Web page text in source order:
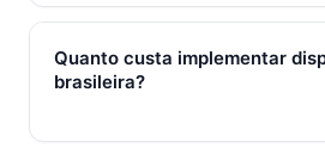
Disparo em massa no WhatsApp
contatos com personalização
template Meta aprovado, opt-in
Quanto custa implementar
brasileira?